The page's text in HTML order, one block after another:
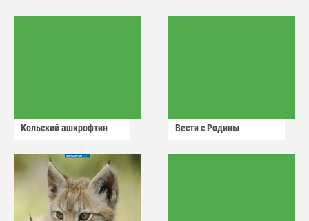
Кольский ашкрофтин Вести с Родины